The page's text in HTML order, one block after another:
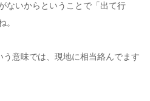
ないからということで「出て行
。
意味では、現地に相当絡んでます